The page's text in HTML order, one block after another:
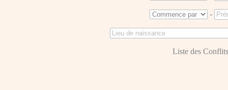
-
Liste des